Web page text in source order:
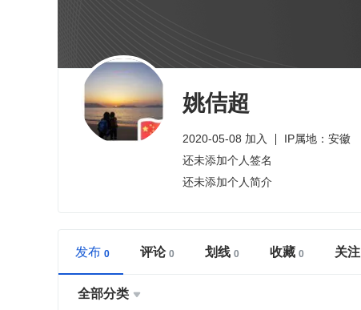
姚佶超
2020-05-08 加入
IP属地：安徽
还未添加个人签名
还未添加个人简介
发布 评论 划线 收藏 关注
全部分类 